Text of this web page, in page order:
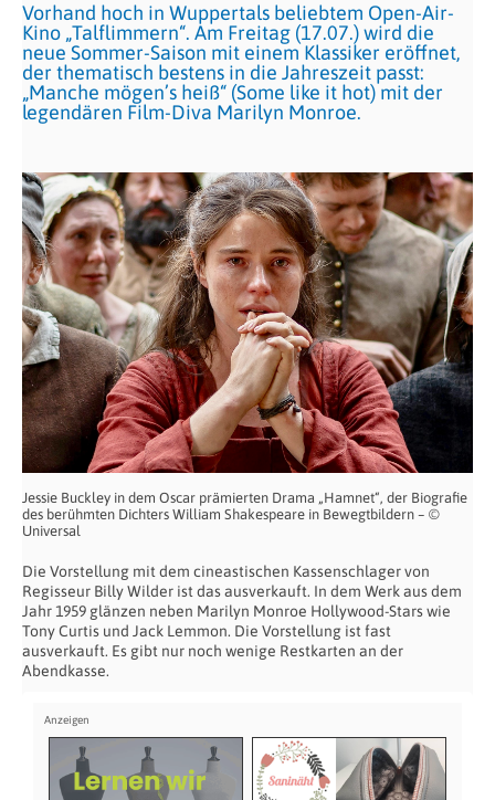
Vorhand hoch in Wuppertals beliebtem Open-Air-
Kino „Talflimmern“. Am Freitag (17.07.) wird die
neue Sommer-Saison mit einem Klassiker eröffnet,
der thematisch bestens in die Jahreszeit passt:
„Manche mögen’s heiß“ (Some like it hot) mit der
legendären Film-Diva Marilyn Monroe.
Jessie Buckley in dem Oscar prämierten Drama „Hamnet“, der Biografie
des berühmten Dichters William Shakespeare in Bewegtbildern – ©
Universal
Die Vorstellung mit dem cineastischen Kassenschlager von
Regisseur Billy Wilder ist das ausverkauft. In dem Werk aus dem
Jahr 1959 glänzen neben Marilyn Monroe Hollywood-Stars wie
Tony Curtis und Jack Lemmon. Die Vorstellung ist fast
ausverkauft. Es gibt nur noch wenige Restkarten an der
Abendkasse.